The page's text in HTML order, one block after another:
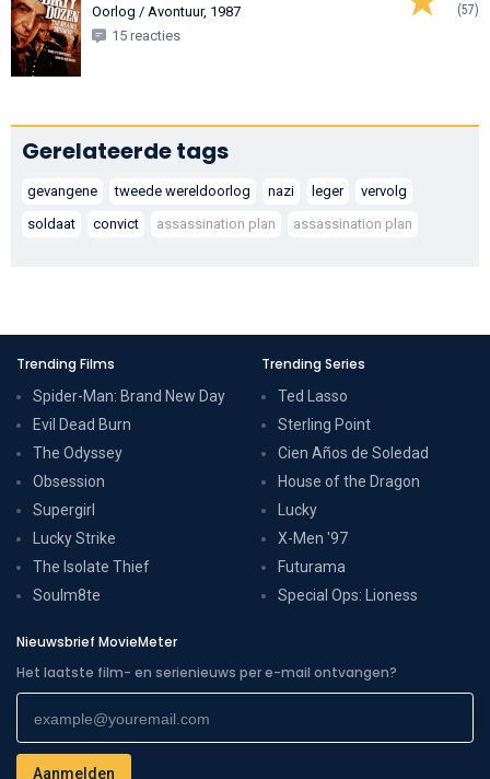
(57)
Oorlog / Avontuur, 1987
15 reacties
Gerelateerde tags
gevangene tweede wereldoorlog nazi leger
vervolg
soldaat
convict assassination plan assassination plan
Trending Films
Spider-Man: Brand New Day
Evil Dead Burn
The Odyssey
Obsession
Supergirl
Lucky Strike
The Isolate Thief
Soulm8te
Trending Series
Ted Lasso
Sterling Point
Cien Años de Soledad
House of the Dragon
Lucky
X-Men '97
Futurama
Special Ops: Lioness
Nieuwsbrief MovieMeter
Het laatste film- en serienieuws per e-mail ontvangen?